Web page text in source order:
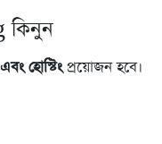
হোস্টিংপ্রয়োজন হবে।